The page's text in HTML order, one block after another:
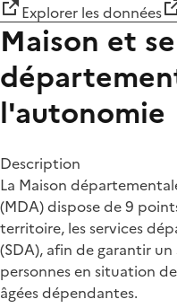
Explorer les données
Maison et
l'autonomie
Description
La Maison
(MDA) dispose de 9
territoire, les services
(SDA), afin de garantir
personnes en situation
âgées dépendantes.